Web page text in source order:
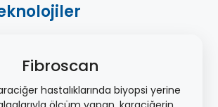
Fibroscan
hastalıklarında biyopsi yerine